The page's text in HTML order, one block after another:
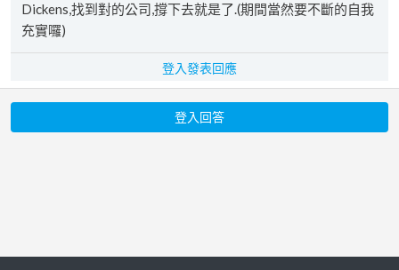
Dickens,找到對的公司,撐下去就是了.(期間當然要不斷的自我
充實囉)
登入發表回應
登入回答